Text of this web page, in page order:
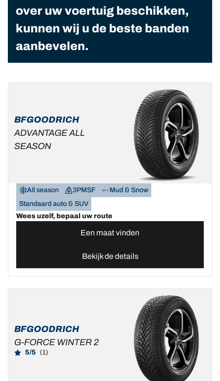
over uw voertuig beschikken,
kunnen wij u de beste banden
aanbevelen.
BFGOODRICH
ADVANTAGE ALL
SEASON
All season 3PMSF
Mud & Snow
Standaard auto & SUV
Wees uzelf, bepaal uw route
Een maat vinden
Bekijk de details
BFGOODRICH
G-FORCE WINTER 2
5/5 (1)